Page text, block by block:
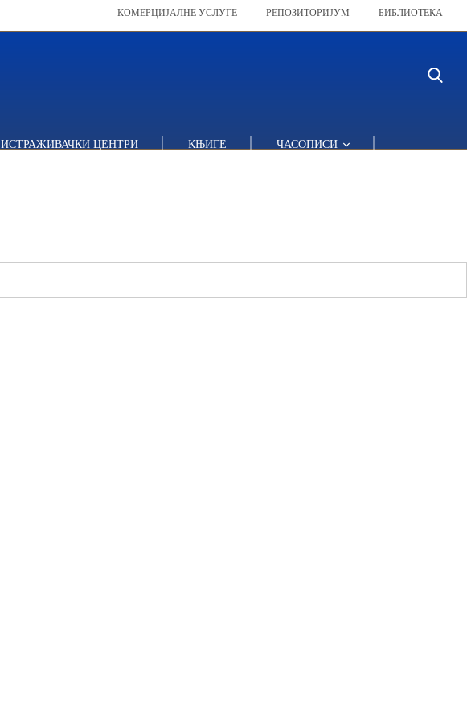
КОМЕРЦИЈАЛНЕ УСЛУГЕ РЕПОЗИТОРИЈУМ БИБЛИОТЕКА
ИСТРАЖИВАЧКИ ЦЕНТРИ КЊИГЕ ЧАСОПИСИ